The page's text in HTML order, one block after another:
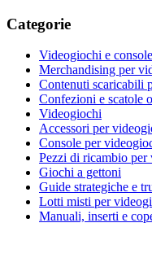
Categorie
Videogiochi e console
Merchandising per
Contenuti scaricabili
Confezioni e scatole
Videogiochi
Accessori per
Console per
Pezzi di ricambio per
Giochi a gettoni
Guide strategiche e
Lotti misti per
Manuali, inserti e